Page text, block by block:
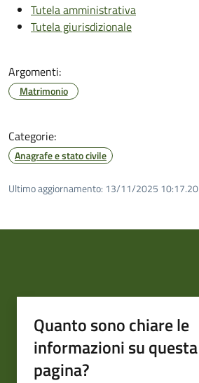
Tutela amministrativa
Tutela giurisdizionale
Argomenti:
Matrimonio
Categorie:
Anagrafe e stato civile
Ultimo aggiornamento: 13/11/2025 10:17.20
Quanto sono chiare le
informazioni su questa
pagina?